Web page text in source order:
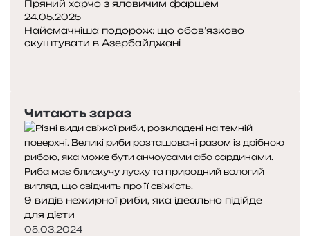
Пряний харчо з яловичим фаршем
24.05.2025
Найсмачніша подорож: що обов’язково
скуштувати в Азербайджані
р
е
д
н
я
с
т
о
р
т
у
п
н
а
с
т
о
р
Читають зараз
9 видів нежирної риби, яка ідеально підійде
для дієти
05.03.2024